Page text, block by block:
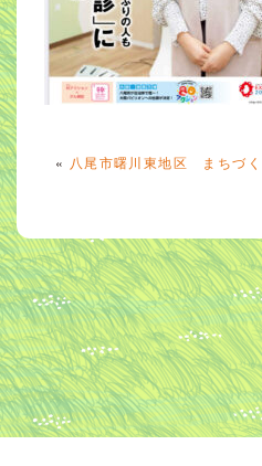
« 八尾市曙川東地区 まちづ